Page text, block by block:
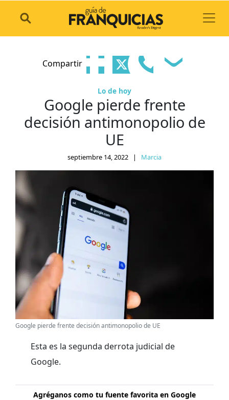
Compartir
Lo de hoy
Google pierde frente
decisión antimonopolio de
UE
septiembre 14, 2022 | Marcia
Google pierde frente decisión antimonopolio de UE
Esta es la segunda derrota judicial de
Google.
Agréganos como tu fuente favorita en Google